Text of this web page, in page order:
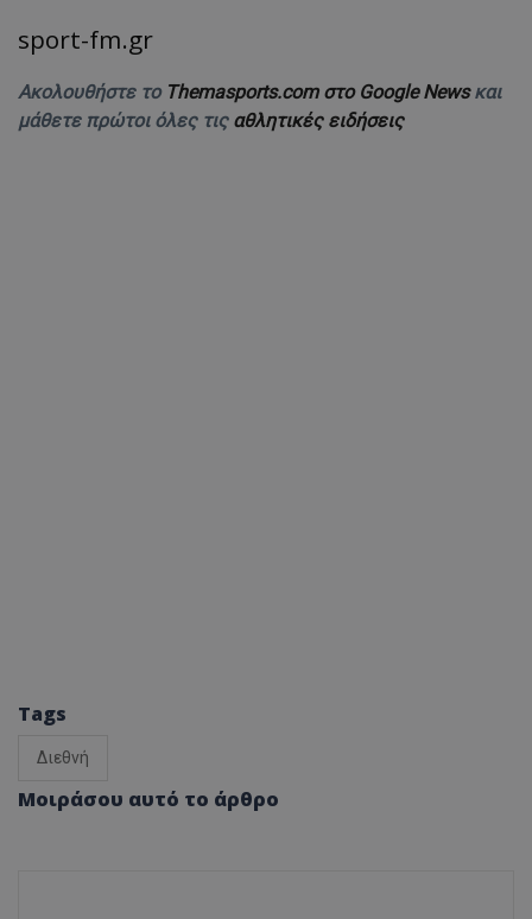
sport-fm.gr
Ακολουθήστε το Themasports.com στο Google Newsκαι
μάθετε πρώτοι όλες τις αθλητικές ειδήσεις
Tags
Διεθνή
Μοιράσου αυτό το άρθρο